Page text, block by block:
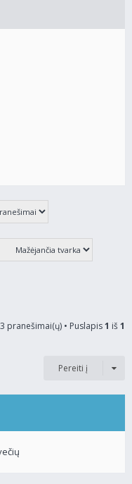
3 pranešimai(ų) • Puslapis1 iš1
Pereiti į